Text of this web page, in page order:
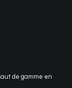
de gamme en